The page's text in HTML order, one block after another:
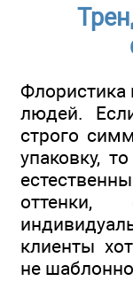
Флористика
людей.
строго
упаковку,
оттенки,
клиенты
не